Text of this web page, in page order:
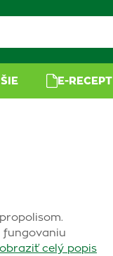
E-RECEPT
fungovaniu
celý popis